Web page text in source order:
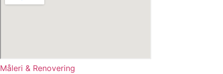
Måleri & Renovering